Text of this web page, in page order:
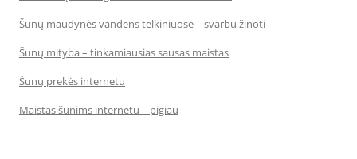
Šunų maudynės vandens telkiniuose – svarbu žinoti
Šunų mityba – tinkamiausias sausas maistas
Šunų prekės internetu
Maistas šunims internetu – pigiau